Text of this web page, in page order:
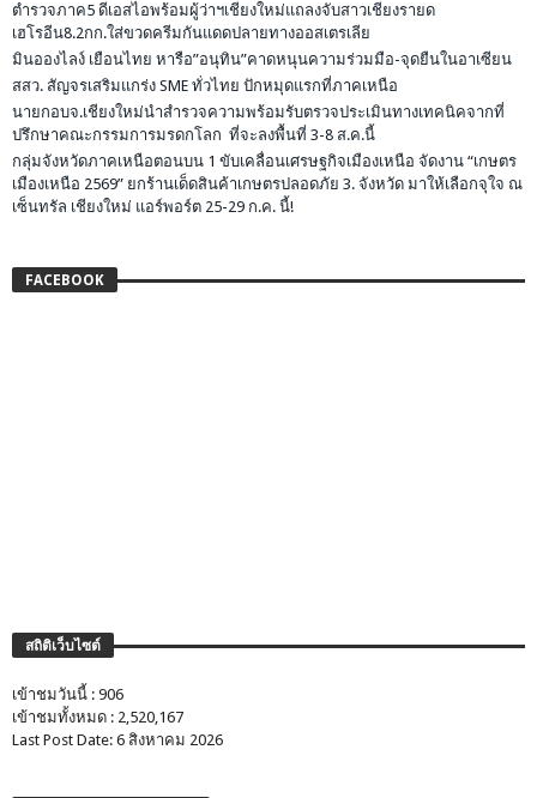
ตำรวจภาค5 ดีเอสไอพร้อมผู้ว่าฯเชียงใหม่แถลงจับสาวเชียงรายด
เฮโรอีน8.2กก.ใส่ขวดครีมกันแดดปลายทางออสเตรเลีย
มินอองไลง์ เยือนไทย หารือ”อนุทิน”คาดหนุนความร่วมมือ-จุดยืนในอาเซียน
สสว. สัญจรเสริมแกร่ง SME ทั่วไทย ปักหมุดแรกที่ภาคเหนือ
นายกอบจ.เชียงใหม่นำสำรวจความพร้อมรับตรวจประเมินทางเทคนิคจากที่
ปรึกษาคณะกรรมการมรดกโลก ที่จะลงพื้นที่ 3-8 ส.ค.นี้
กลุ่มจังหวัดภาคเหนือตอนบน 1 ขับเคลื่อนเศรษฐกิจเมืองเหนือ จัดงาน “เกษตร
เมืองเหนือ 2569” ยกร้านเด็ดสินค้าเกษตรปลอดภัย 3. จังหวัด มาให้เลือกจุใจ ณ
เซ็นทรัล เชียงใหม่ แอร์พอร์ต 25-29 ก.ค. นี้!
FACEBOOK
สถิติเว็บไซต์
เข้าชมวันนี้ : 906
เข้าชมทั้งหมด : 2,520,167
Last Post Date: 6 สิงหาคม 2026